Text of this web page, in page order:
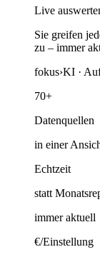
Live
Sie greifen
zu – immer
fokus›KI ·
70+
Datenquellen
in einer
Echtzeit
statt
immer aktuell
€/Einstellung